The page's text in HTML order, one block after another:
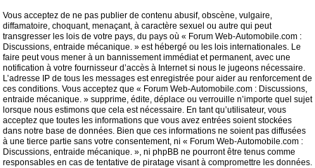
Vous acceptez de ne pas publier de contenu abusif, obscène, vulgaire,
diffamatoire, choquant, menaçant, à caractère sexuel ou autre qui peut
transgresser les lois de votre pays, du pays où « Forum Web-Automobile.com :
Discussions, entraide mécanique. » est hébergé ou les lois internationales. Le
faire peut vous mener à un bannissement immédiat et permanent, avec une
notification à votre fournisseur d’accès à Internet si nous le jugeons nécessaire.
L’adresse IP de tous les messages est enregistrée pour aider au renforcement de
ces conditions. Vous acceptez que « Forum Web-Automobile.com : Discussions,
entraide mécanique. » supprime, édite, déplace ou verrouille n’importe quel sujet
lorsque nous estimons que cela est nécessaire. En tant qu’utilisateur, vous
acceptez que toutes les informations que vous avez entrées soient stockées
dans notre base de données. Bien que ces informations ne soient pas diffusées
à une tierce partie sans votre consentement, ni « Forum Web-Automobile.com :
Discussions, entraide mécanique. », ni phpBB ne pourront être tenus comme
responsables en cas de tentative de piratage visant à compromettre les données.